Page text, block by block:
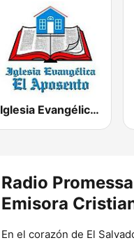
Iglesia Evangélica El Aposento
Radio
Emisora
En el corazón de El